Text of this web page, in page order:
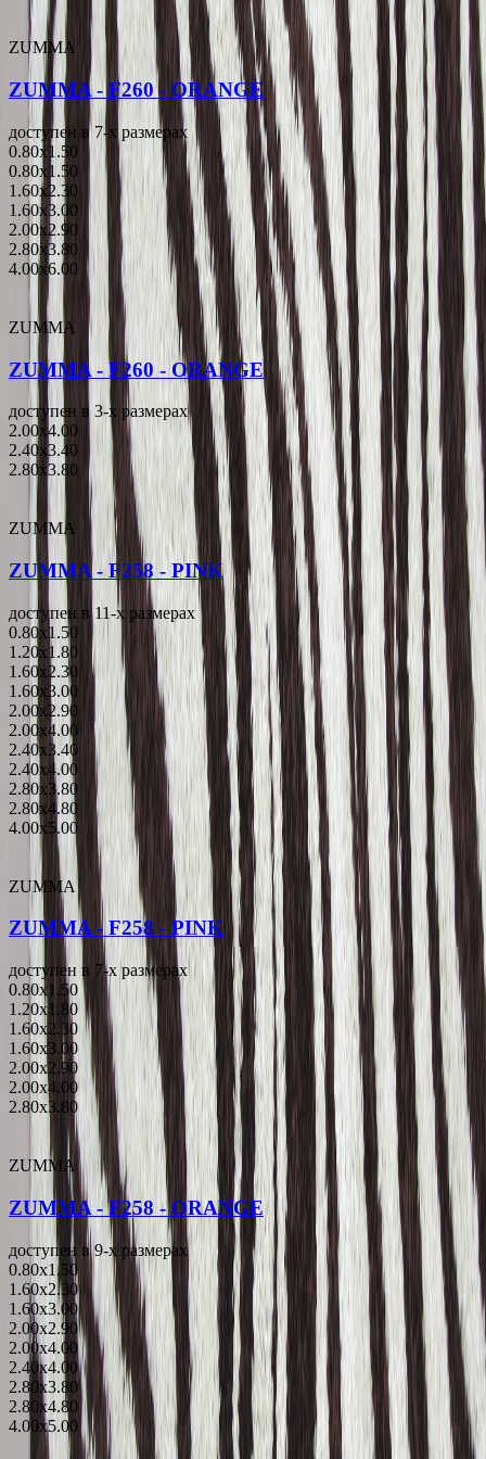
ZUMMA
ZUMMA - F260 - ORANGE
доступен в 7-x размерах
0.80x1.50
0.80x1.50
1.60x2.30
1.60x3.00
2.00x2.90
2.80x3.80
4.00x6.00
ZUMMA
ZUMMA - F260 - ORANGE
доступен в 3-x размерах
2.00x4.00
2.40x3.40
2.80x3.80
ZUMMA
ZUMMA - F258 - PINK
доступен в 11-x размерах
0.80x1.50
1.20x1.80
1.60x2.30
1.60x3.00
2.00x2.90
2.00x4.00
2.40x3.40
2.40x4.00
2.80x3.80
2.80x4.80
4.00x5.00
ZUMMA
ZUMMA - F258 - PINK
доступен в 7-x размерах
0.80x1.50
1.20x1.80
1.60x2.30
1.60x3.00
2.00x2.90
2.00x4.00
2.80x3.80
ZUMMA
ZUMMA - F258 - ORANGE
доступен в 9-x размерах
0.80x1.50
1.60x2.30
1.60x3.00
2.00x2.90
2.00x4.00
2.40x4.00
2.80x3.80
2.80x4.80
4.00x5.00